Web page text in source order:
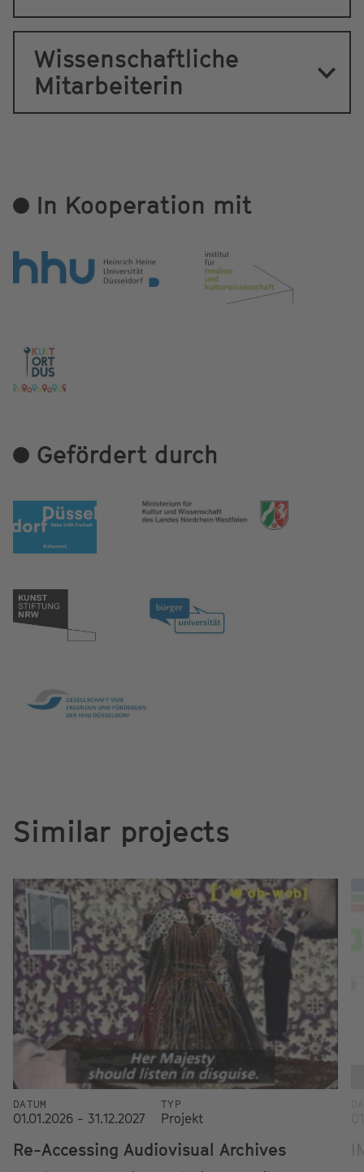
Wissenschaftliche
Mitarbeiterin
In Kooperation mit
Gefördert durch
Similar projects
DATUM
01.01.2026 - 31.12.2027
TYP
Projekt
Re-Accessing Audiovisual Archives